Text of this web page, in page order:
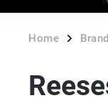
Home /